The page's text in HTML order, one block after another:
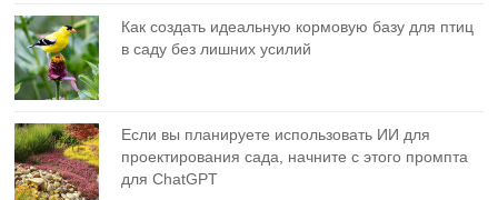
Как создать идеальную кормовую базу для птиц
в саду без лишних усилий
Если вы планируете использовать ИИ для
проектирования сада, начните с этого промпта
для ChatGPT